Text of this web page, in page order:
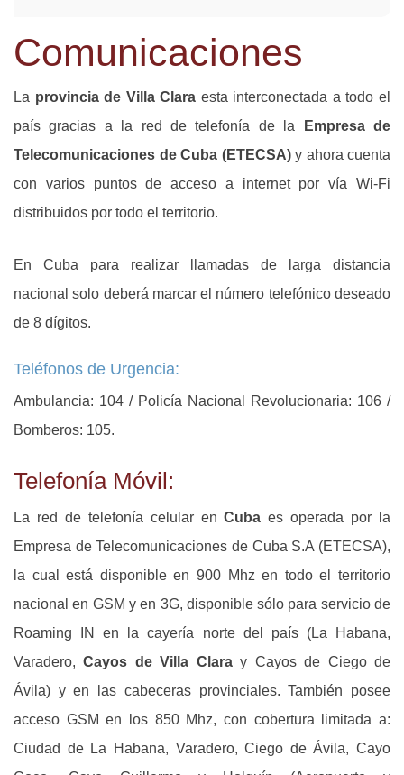
Comunicaciones
La provincia de Villa Clara esta interconectada a todo el
país gracias a la red de telefonía de la
Empresa de
Telecomunicaciones de Cuba (ETECSA)y ahora cuenta
con varios puntos de acceso a internet por vía Wi-Fi
distribuidos por todo el territorio.
En Cuba para realizar llamadas de larga distancia
nacional solo deberá marcar el número telefónico deseado
de 8 dígitos.
Teléfonos de Urgencia:
Ambulancia: 104 / Policía Nacional Revolucionaria: 106 /
Bomberos: 105.
Telefonía Móvil:
La red de telefonía celular enCuba es operada por la
Empresa de Telecomunicaciones de Cuba S.A (ETECSA),
la cual está disponible en 900 Mhz en todo el territorio
nacional en GSM y en 3G, disponible sólo para servicio de
Roaming IN en la cayería norte del país (La Habana,
Varadero,Cayos de Villa Claray Cayos de Ciego de
Ávila) y en las cabeceras provinciales. También posee
acceso GSM en los 850 Mhz, con cobertura limitada a:
Ciudad de La Habana, Varadero, Ciego de Ávila, Cayo